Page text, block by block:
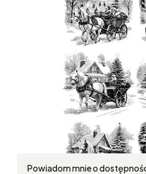
Powiadom mnie o